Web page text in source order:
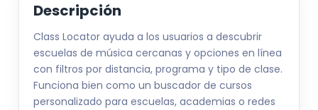
Descripción
Class Locator ayuda a los usuarios a descubrir
escuelas de música cercanas y opciones en línea
con filtros por distancia, programa y tipo de clase.
Funciona bien como un buscador de cursos
personalizado para escuelas, academias o redes